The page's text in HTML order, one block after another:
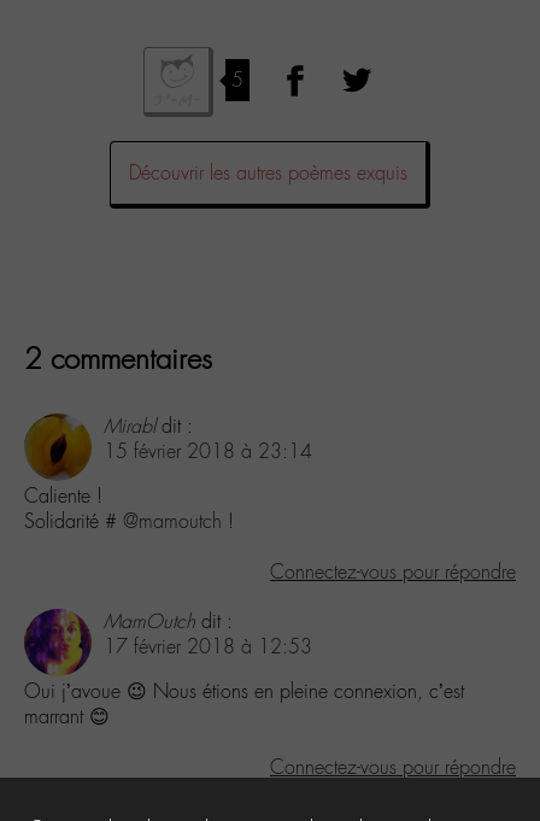
5
Découvrir les autres poèmes exquis
2 commentaires
Mirabl dit :
15 février 2018 à 23:14
Caliente !
Solidarité # @mamoutch !
Connectez-vous pour répondre
MamOutch dit :
17 février 2018 à 12:53
Oui j’avoue 😉 Nous étions en pleine connexion, c’est
marrant 😊
Connectez-vous pour répondre